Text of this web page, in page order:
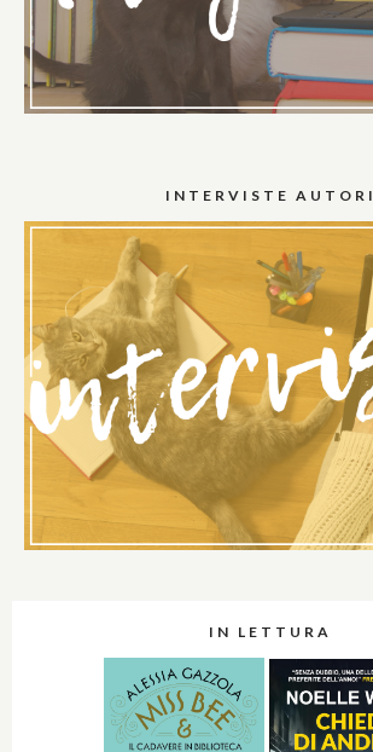
INTERVISTE AUTORI
IN LETTURA